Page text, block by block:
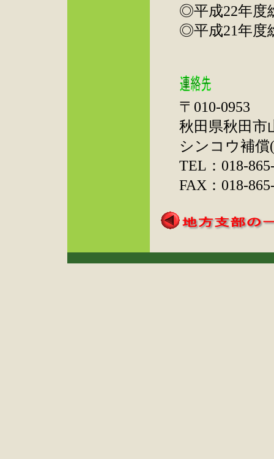
◎平成22年度
◎平成21年度
〒010-0953
秋田県秋田市
シンコウ補
TEL：018-865-
FAX：018-865-